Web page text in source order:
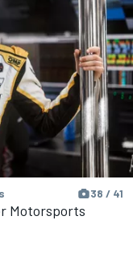
38 / 41
Motorsports